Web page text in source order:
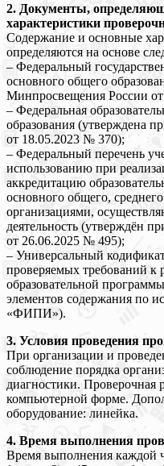
2. Документы,
характеристики
Содержание и основные
определяются на основе
– Федеральный
основного общего
Минпросвещения России
– Федеральная
образования (утверждена
от 18.05.2023 № 370);
– Федеральный перечень
использованию при
аккредитацию
основного общего,
организациями,
деятельность (утверждён
от 26.06.2025 № 495);
– Универсальный
проверяемых требований к
образовательной
элементов содержания по
«ФИПИ»).
3. Условия проведения
При организации и
соблюдение порядка
диагностики. Проверочная
компьютерной форме.
оборудование: линейка.
4. Время выполнения
Время выполнения каждой